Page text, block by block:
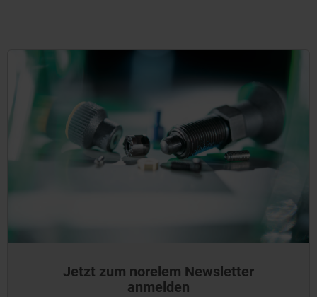
Jetzt zum norelem Newsletter
anmelden